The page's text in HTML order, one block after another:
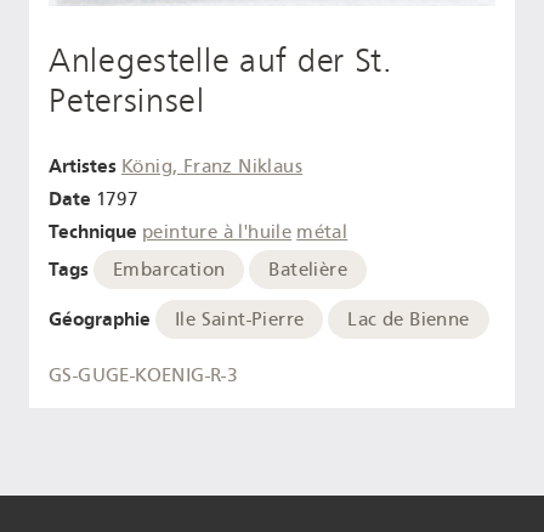
Anlegestelle auf der St.
Petersinsel
Artistes König, Franz Niklaus
Date 1797
Technique peinture à l'huile métal
Tags Embarcation Batelière
Géographie Ile Saint-Pierre Lac de Bienne
GS-GUGE-KOENIG-R-3